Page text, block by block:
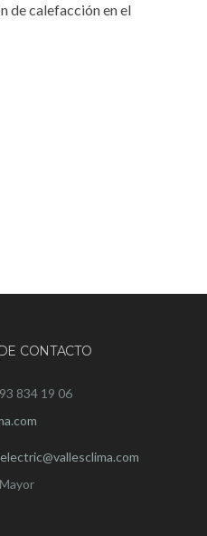
de calefacción en el
CONTACTO
834 19 06